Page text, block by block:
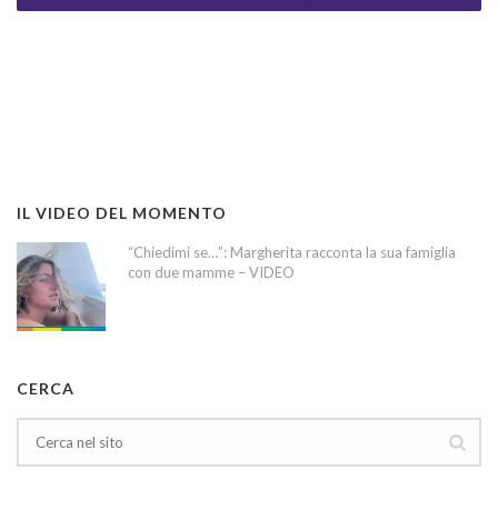
IL VIDEO DEL MOMENTO
“Chiedimi se…”: Margherita racconta la sua famiglia
con due mamme – VIDEO
CERCA